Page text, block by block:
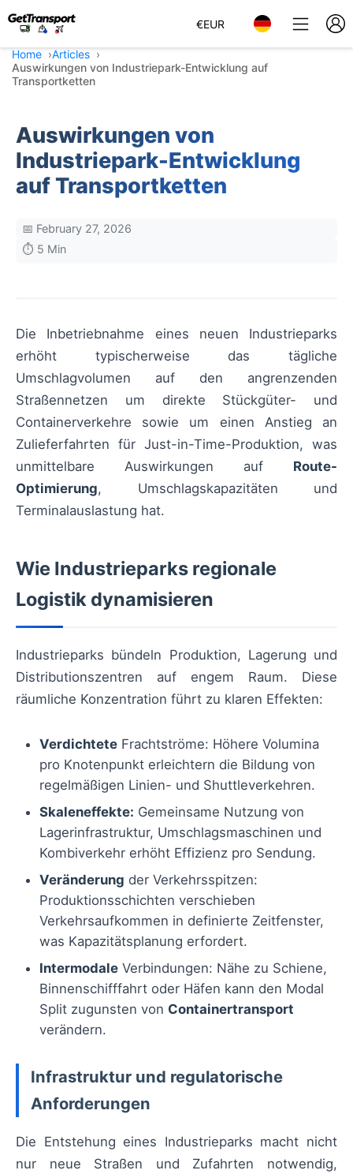
€EUR
Home
Articles
Auswirkungen von Industriepark-Entwicklung auf
Transportketten
Auswirkungen von
Industriepark-Entwicklung
auf Transportketten
📅 February 27, 2026
⏱️ 5 Min
Die Inbetriebnahme eines neuen Industrieparks
erhöht typischerweise das tägliche
Umschlagvolumen auf den angrenzenden
Straßennetzen um direkte Stückgüter- und
Containerverkehre sowie um einen Anstieg an
Zulieferfahrten für Just-in-Time-Produktion, was
unmittelbare Auswirkungen auf Route-
Optimierung, Umschlagskapazitäten und
Terminalauslastung hat.
Wie Industrieparks regionale
Logistik dynamisieren
Industrieparks bündeln Produktion, Lagerung und
Distributionszentren auf engem Raum. Diese
räumliche Konzentration führt zu klaren Effekten:
Verdichtete Frachtströme: Höhere Volumina
pro Knotenpunkt erleichtern die Bildung von
regelmäßigen Linien- und Shuttleverkehren.
Skaleneffekte: Gemeinsame Nutzung von
Lagerinfrastruktur, Umschlagsmaschinen und
Kombiverkehr erhöht Effizienz pro Sendung.
Veränderung der Verkehrsspitzen:
Produktionsschichten verschieben
Verkehrsaufkommen in definierte Zeitfenster,
was Kapazitätsplanung erfordert.
Intermodale Verbindungen: Nähe zu Schiene,
Binnenschifffahrt oder Häfen kann den Modal
Split zugunsten von Containertransport
verändern.
Infrastruktur und regulatorische
Anforderungen
Die Entstehung eines Industrieparks macht nicht
nur neue Straßen und Zufahrten notwendig,